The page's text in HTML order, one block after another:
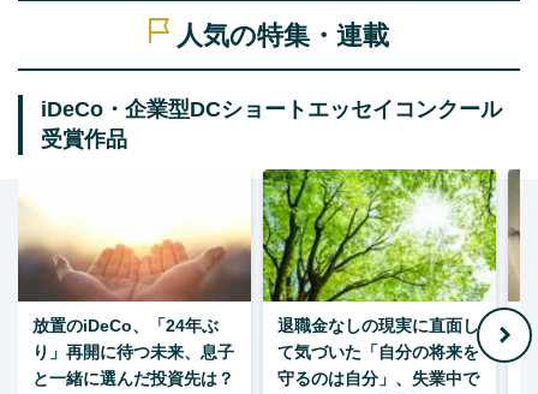
人気の特集・連載
iDeCo・企業型DCショートエッセイコンクール
受賞作品
放置のiDeCo、「24年ぶ
り」再開に待つ未来、息子
と一緒に選んだ投資先は？
退職金なしの現実に直面し
て気づいた「自分の将来を
守るのは自分」、失業中で